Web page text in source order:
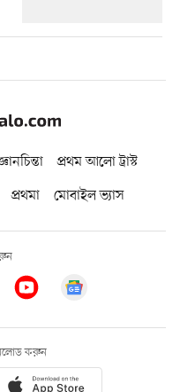
প্রথম আলো ট্রাস্ট
প্রথমা মোবাইল ভ্যাস
করুন